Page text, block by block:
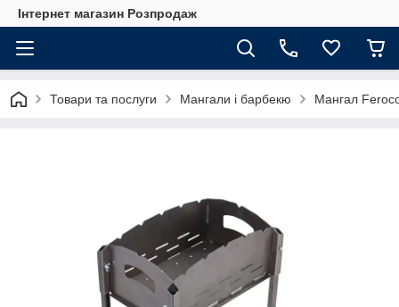
Інтернет магазин Розпродаж
Товари та послуги Мангали і барбекю Мангал